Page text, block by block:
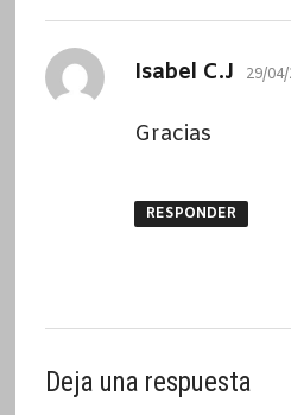
Isabel C.J dice:
29/
Gracias
RESPONDER
Deja una respuesta